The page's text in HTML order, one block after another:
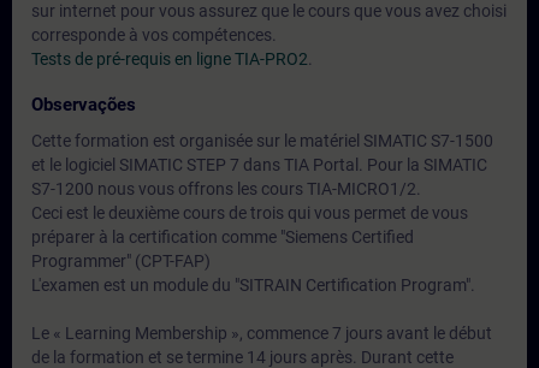
sur internet pour vous assurez que le cours que vous avez choisi
corresponde à vos compétences.
Tests de pré-requis en ligne TIA-PRO2
Observações
Cette formation est organisée sur le matériel SIMATIC S7-1500
et le logiciel SIMATIC STEP 7 dans TIA Portal. Pour la SIMATIC
S7-1200 nous vous offrons les cours TIA-MICRO1/2.
Ceci est le deuxième cours de trois qui vous permet de vous
préparer à la certification comme "Siemens Certified
Programmer" (CPT-FAP)
L'examen est un module du "SITRAIN Certification Program".
Le « Learning Membership », commence 7 jours avant le début
de la formation et se termine 14 jours après. Durant cette